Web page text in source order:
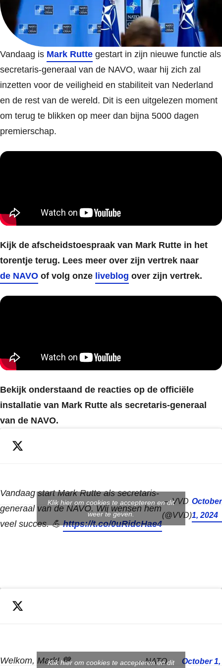
Vandaag is Mark Rutte gestart in zijn nieuwe functie als
secretaris-generaal van de NAVO, waar hij zich zal
inzetten voor de veiligheid en stabiliteit van Nederland
en de rest van de wereld. Dit is een uitgelezen moment
om terug te blikken op meer dan bijna 5000 dagen
premierschap.
Kijk de afscheidstoespraak van Mark Rutte in het
torentje terug. Lees meer over zijn vertrek naar
de NAVO of volg onze liveblog over zijn vertrek.
Bekijk onderstaand de reacties op de officiële
installatie van Mark Rutte als secretaris-generaal
van de NAVO.
Vandaag start Mark Rutte als secretaris-
generaal van de NAVO. Wij wensen hem
veel succes. 💪https://t.co/0uRidcHae4
— VVD
(@VVD)
October
1, 2024
Klik hier om cookies te accepteren en dit
weer te geven.
Welkom, Mark! 💙 — NATO October 1,
Klik hier om cookies te accepteren en dit